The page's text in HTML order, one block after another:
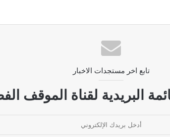
حكومة الزيدي
تابع اخر مستجدات الاخبار
البريدية لقناة الموقف